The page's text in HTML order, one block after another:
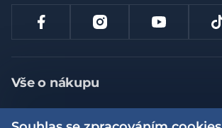
Vše o nákupu
Jak nakupovat